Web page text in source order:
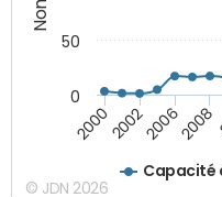
Capacité
2000200220062008
0
50
© JDN 2026